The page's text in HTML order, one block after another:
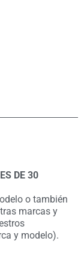
DE 30
o también
marcas y
y modelo).